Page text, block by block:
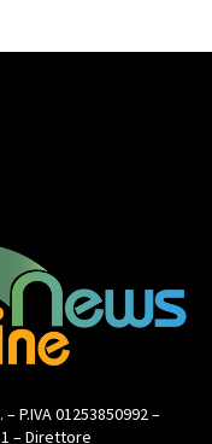
P.IVA 01253850992 –
– Direttore